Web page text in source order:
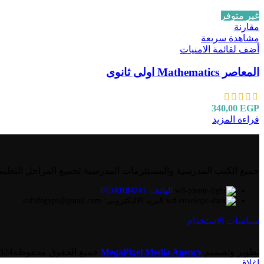
غير متوفر
مقارنة
مشاهدة سريعة
أضف لقائمة الامنيات
المعاصر Mathematics اولى ثانوى
340,00 EGP
قراءة المزيد
الهاتف: 01040184241
سياسات الاستخدام
MegaPixel Media Agency